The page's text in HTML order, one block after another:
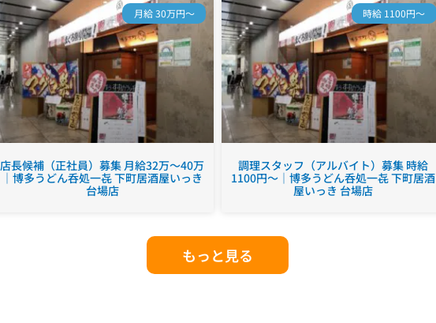
月給 30万円～
店長候補（正社員）募集 月給32万～40万
｜博多うどん呑処一㐂 下町居酒屋いっき
台場店
時給 1100円～
調理スタッフ（アルバイト）募集 時給
1100円～｜博多うどん呑処一㐂 下町居酒
屋いっき 台場店
もっと見る